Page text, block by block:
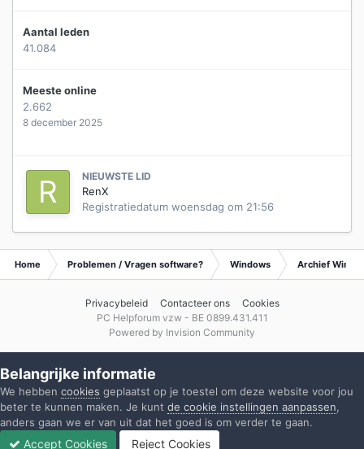
Aantal leden
41.084
Meeste online
2.662
8 december 2025
NIEUWSTE LID
RenX
Registratiedatum woensdag om 21:56
Home Problemen / Vragen software? Windows Archief
Privacybeleid Contacteer ons
Cookies
PC Helpforum vzw - BE 0899.431.411
Powered by Invision Community
Belangrijke informatie
We hebben cookies geplaatst op je toestel om deze website voor jou
beter te kunnen maken. Je kunt de cookie instellingen aanpassen,
anders gaan we er van uit dat het goed is om verder te gaan.
Accept Cookies Reject Cookies